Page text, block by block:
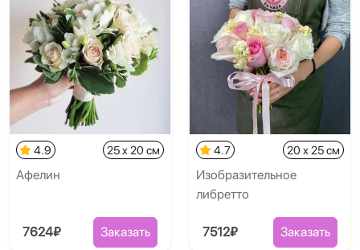
4.9 25 x 20 см
Афелин
7624₽ Заказать
4.7 20 x 25 см
Изобразительное
либретто
7512₽ Заказать